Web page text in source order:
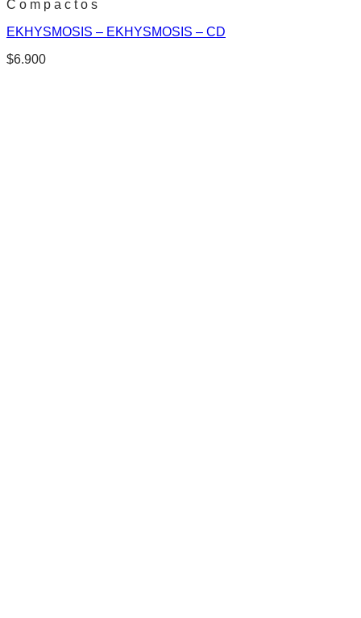
C o m p a c t o s
EKHYSMOSIS – EKHYSMOSIS – CD
$6.900